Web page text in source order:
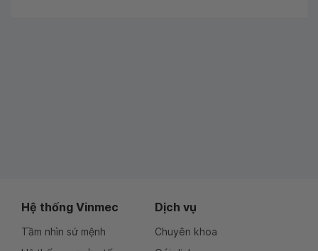
Hệ thống Vinmec
Tầm nhìn sứ mệnh
Dịch vụ
Chuyên khoa